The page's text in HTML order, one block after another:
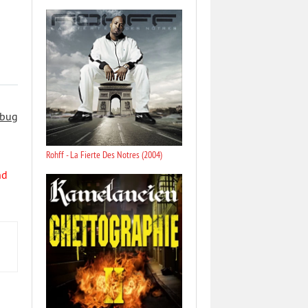
Rohff - La Fierte Des Notres (2004)